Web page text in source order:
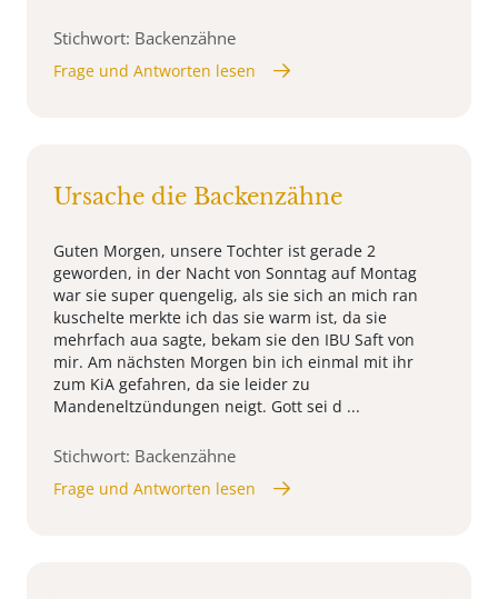
Stichwort: Backenzähne
Frage und Antworten lesen
Ursache die Backenzähne
Guten Morgen, unsere Tochter ist gerade 2
geworden, in der Nacht von Sonntag auf Montag
war sie super quengelig, als sie sich an mich ran
kuschelte merkte ich das sie warm ist, da sie
mehrfach aua sagte, bekam sie den IBU Saft von
mir. Am nächsten Morgen bin ich einmal mit ihr
zum KiA gefahren, da sie leider zu
Mandeneltzündungen neigt. Gott sei d ...
Stichwort: Backenzähne
Frage und Antworten lesen